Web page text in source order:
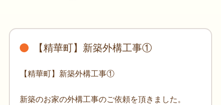
【精華町】新築外構工事①
【精華町】新築外構工事①
新築のお家の外構工事のご依頼を頂きました。